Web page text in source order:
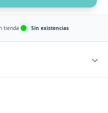
tienda Sin existencias